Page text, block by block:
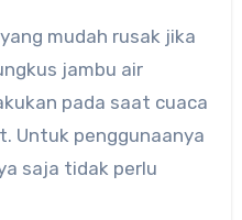
mudah rusak jika
jambu air
pada saat cuaca
Untuk penggunaanya
saja tidak perlu